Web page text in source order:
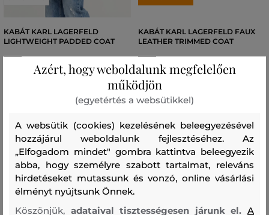
KABÁT KARL LAGERFELD
LIGHTWEIGHT PADDED COAT
126 990 Ft
KABÁT KARL LAGERFELD FAUX
LEATHER TRIMMED COAT
Elérhető méretek:
44, 46
Azért, hogy weboldalunk megfelelően
működjön
(egyetértés a websütikkel)
A websütik (cookies) kezelésének beleegyezésével
hozzájárul weboldalunk fejlesztéséhez. Az
„Elfogadom mindet" gombra kattintva beleegyezik
abba, hogy személyre szabott tartalmat, releváns
hirdetéseket mutassunk és vonzó, online vásárlási
élményt nyújtsunk Önnek.
Köszönjük, adataival tisztességesen járunk el.A